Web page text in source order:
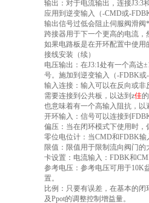
输出：对于电流输出，连接J3:3
应用到逆变输入（-CMD或-
输出信号过低会阻止伺服阀滑
跨接器用于下一个更高的电流
如果电路板是在开环配置中使
接线安装（续）
电压输出：在J3:1处有一个高达
号。施加到逆变输入（-FDBK
输入连接：输入可以在反向或
需要连接到公共板，以达到z佳
也意味着有一个高输入阻抗，
开环输入：信号可以连接到
偏压：当在闭环模式下使用时
零位电位计：当CMD和FDBK
限值：限值用于限制流向阀门
卡设置：电流输入：FDBK和
参考电压：参考电压可用于10K
置。
比例：只要有误差，在基本的
及Ppot的调整控制增益量。